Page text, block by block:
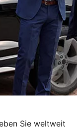
Sie weltweit